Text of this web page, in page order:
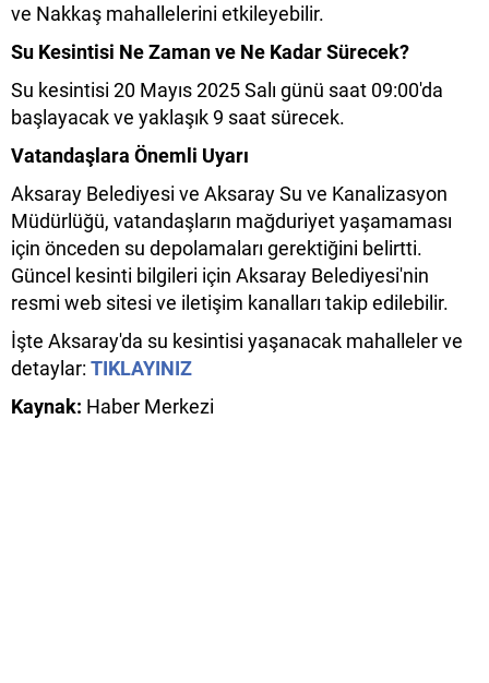
ve Nakkaş mahallelerini etkileyebilir.
Su Kesintisi Ne Zaman ve Ne Kadar Sürecek?
Su kesintisi 20 Mayıs 2025 Salı günü saat 09:00'da
başlayacak ve yaklaşık 9 saat sürecek.
Vatandaşlara Önemli Uyarı
Aksaray Belediyesi ve Aksaray Su ve Kanalizasyon
Müdürlüğü, vatandaşların mağduriyet yaşamaması
için önceden su depolamaları gerektiğini belirtti.
Güncel kesinti bilgileri için Aksaray Belediyesi'nin
resmi web sitesi ve iletişim kanalları takip edilebilir.
İşte Aksaray'da su kesintisi yaşanacak mahalleler ve
detaylar: TIKLAYINIZ
Kaynak: Haber Merkezi